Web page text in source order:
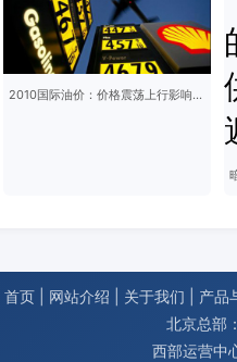
2010国际油价：价格震荡上行影响几何？
首页 网站介绍 关于我们
产品
北京总部
西部运营中